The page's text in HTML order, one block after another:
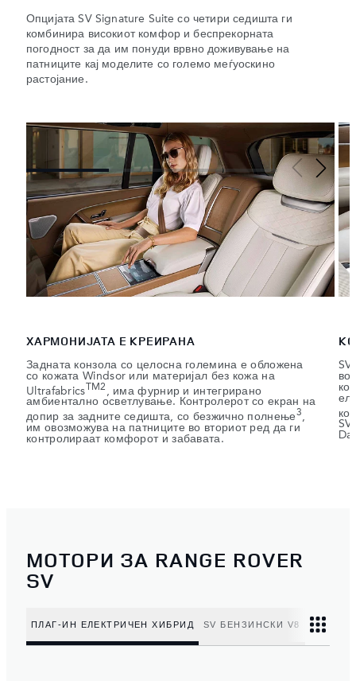
Опцијата SV Signature Suite со четири седишта ги
комбинира високиот комфор и беспрекорната
погодност за да им понуди врвно доживување на
патниците кај моделите со големо меѓуоскино
растојание.
ХАРМОНИЈАТА Е КРЕИРАНА
Задната конзола со целосна големина е обложена
со кожата Windsor или материјал без кожа на
Ultrafabrics TM2
, има фурнир и интегрирано
амбиентално осветлување. Контролерот со екран на
допир за задните седишта, со безжично полнење3,
им овозможува на патниците во вториот ред да ги
контролираат комфорот и забавата.
SV
во
МОТОРИ ЗА RANGE ROVER
SV
ПЛАГ-ИН ЕЛЕКТРИЧЕН ХИБРИД SV БЕНЗИНСКИ V8